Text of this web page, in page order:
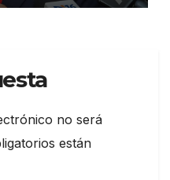
no será
están